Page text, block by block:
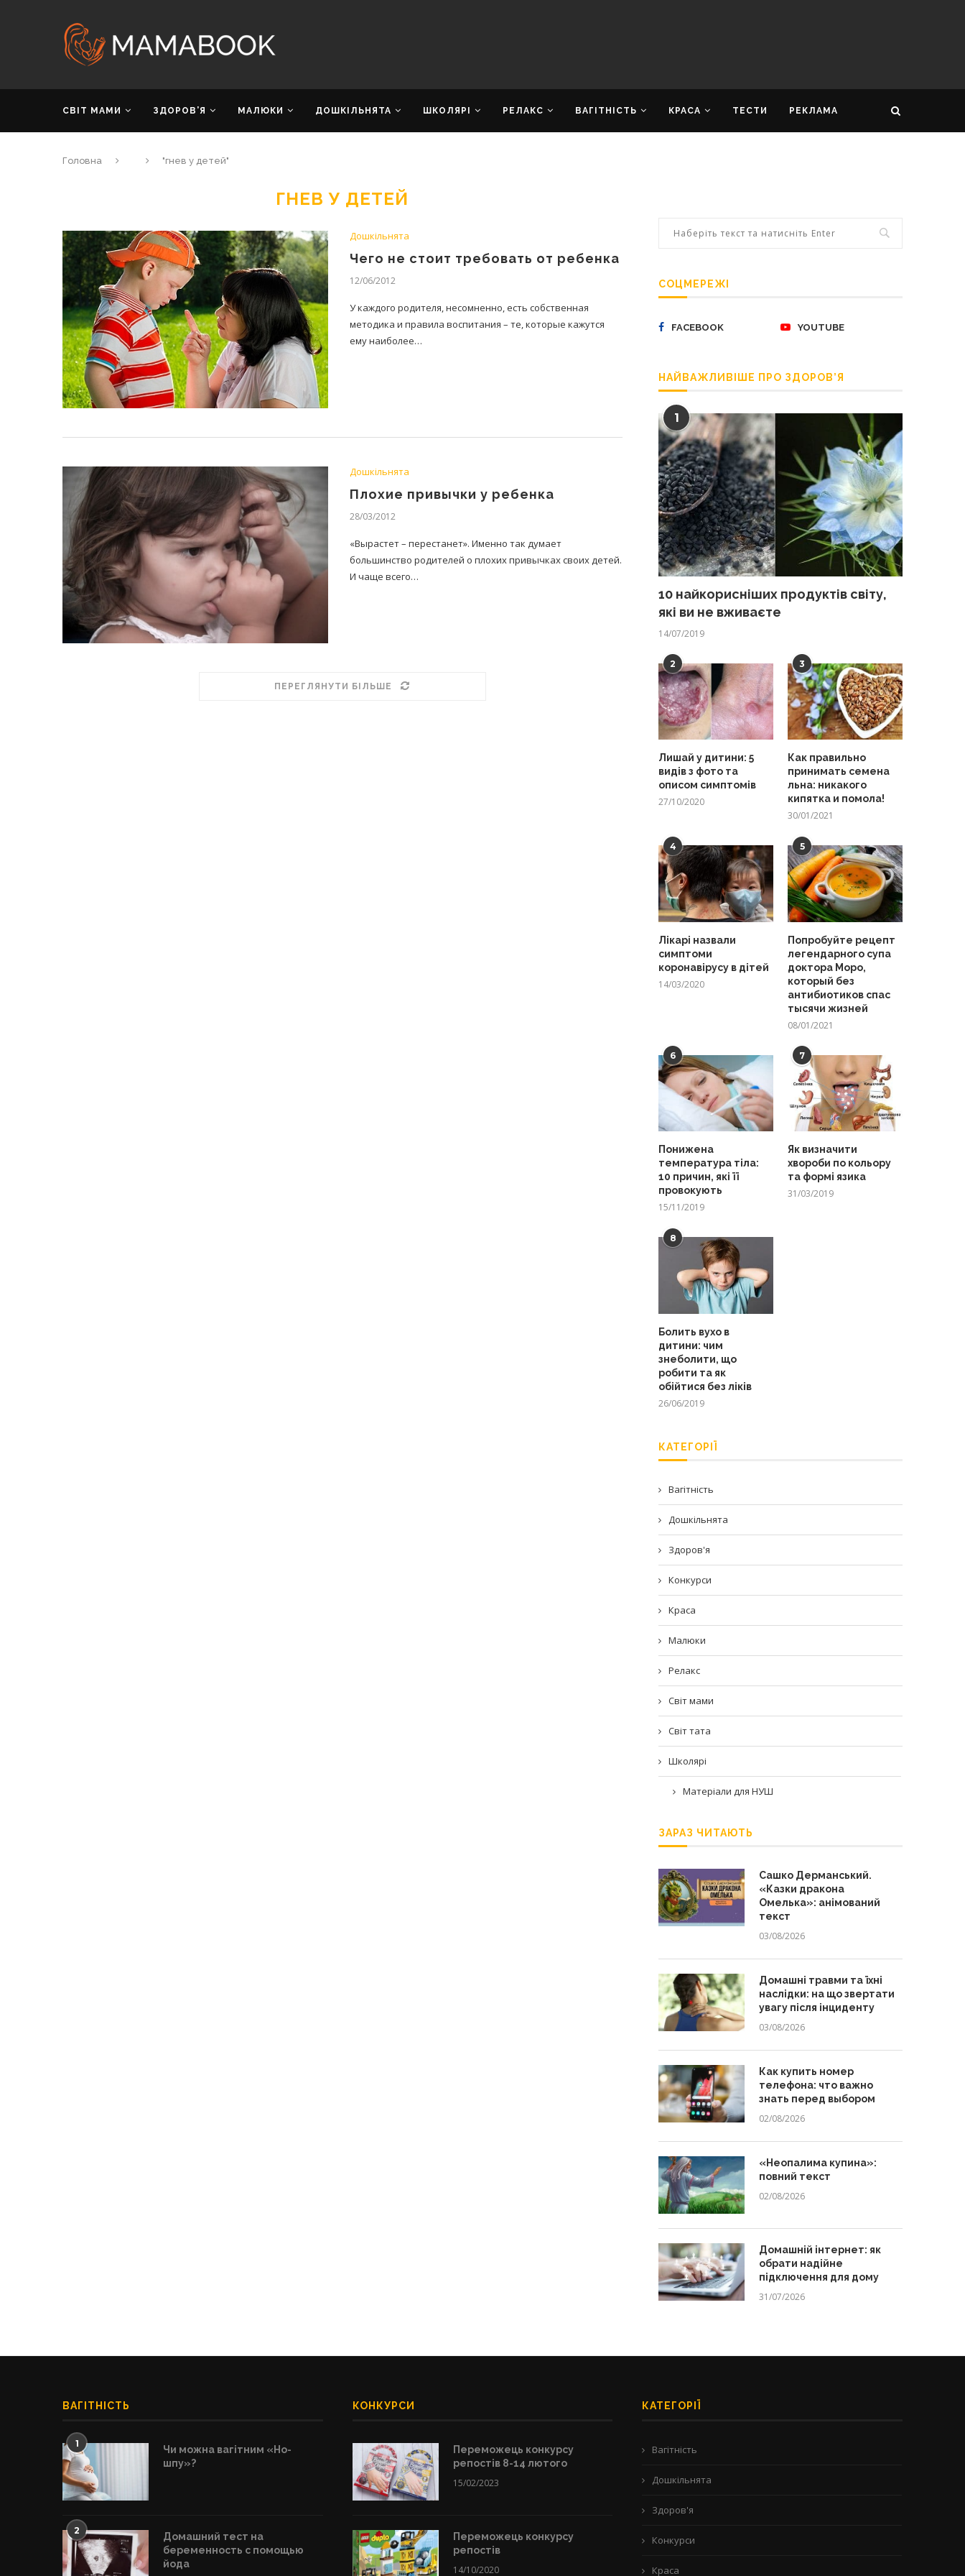
СВІТ МАМИ ЗДОРОВ’Я МАЛЮКИ ДОШКІЛЬНЯТА ШКОЛЯРІ РЕЛАКС ВАГІТНІСТЬ КРАСА ТЕСТИ РЕКЛАМА
Головна "гнев у детей"
ГНЕВ У ДЕТЕЙ
Дошкільнята
Чего не стоит требовать от ребенка
12/06/2012
У каждого родителя, несомненно, есть собственная
методика и правила воспитания – те, которые кажутся
ему наиболее…
Дошкільнята
Плохие привычки у ребенка
28/03/2012
«Вырастет – перестанет». Именно так думает
большинство родителей о плохих привычках своих детей.
И чаще всего…
ПЕРЕГЛЯНУТИ БІЛЬШЕ
СОЦМЕРЕЖІ
FACEBOOK YOUTUBE
НАЙВАЖЛИВІШЕ ПРО ЗДОРОВ’Я
1
10 найкорисніших продуктів світу,
які ви не вживаєте
14/07/2019
2
Лишай у дитини: 5
видів з фото та
описом симптомів
27/10/2020
3
Как правильно
принимать семена
льна: никакого
кипятка и помола!
30/01/2021
4
Лікарі назвали
симптоми
коронавірусу в дітей
14/03/2020
5
Попробуйте рецепт
легендарного супа
доктора Моро,
который без
антибиотиков спас
тысячи жизней
08/01/2021
6
Понижена
температура тіла:
10 причин, які її
провокують
15/11/2019
7
Як визначити
хвороби по кольору
та формі язика
31/03/2019
8
Болить вухо в
дитини: чим
знеболити, що
робити та як
обійтися без ліків
26/06/2019
КАТЕГОРІЇ
Вагітність
Дошкільнята
Здоров'я
Конкурси
Краса
Малюки
Релакс
Світ мами
Світ тата
Школярі
Матеріали для НУШ
ЗАРАЗ ЧИТАЮТЬ
Сашко Дерманський.
«Казки дракона
Омелька»: анімований
текст
03/08/2026
Домашні травми та їхні
наслідки: на що звертати
увагу після інциденту
03/08/2026
Как купить номер
телефона: что важно
знать перед выбором
02/08/2026
«Неопалима купина»:
повний текст
02/08/2026
Домашній інтернет: як
обрати надійне
підключення для дому
31/07/2026
ВАГІТНІСТЬ
1
Чи можна вагітним «Но-
шпу»?
2
Домашний тест на
беременность с помощью
йода
КОНКУРСИ
Переможець конкурсу
репостів 8-14 лютого
15/02/2023
Переможець конкурсу
репостів
14/10/2020
КАТЕГОРІЇ
Вагітність
Дошкільнята
Здоров'я
Конкурси
Краса